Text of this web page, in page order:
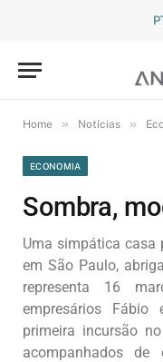
Home » Notícias »
ECONOMIA
Sombra,
Uma simpática casa
em São Paulo,
representa 16
empresários Fábio
primeira incursão
acompanhados de